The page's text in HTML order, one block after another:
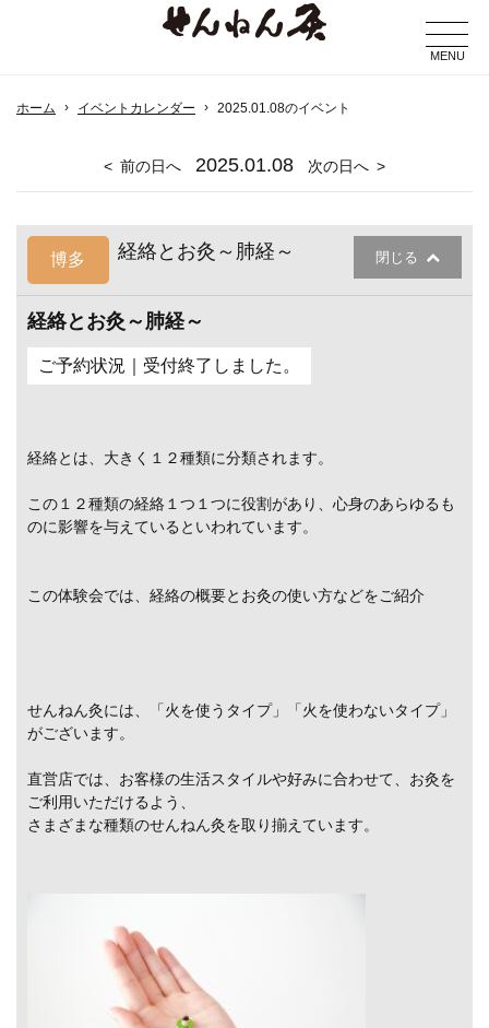
MENU
ホーム イベントカレンダー 2025.01.08のイベント
前の日へ 2025.01.08 次の日へ
博多 経絡とお灸～肺経～ 閉じる
経絡とお灸～肺経～
ご予約状況｜受付終了しました。
経絡とは、大きく１２種類に分類されます。
この１２種類の経絡１つ１つに役割があり、心身のあらゆるも
のに影響を与えているといわれています。
この体験会では、経絡の概要とお灸の使い方などをご紹介
せんねん灸には、「火を使うタイプ」「火を使わないタイプ」
がございます。
直営店では、お客様の生活スタイルや好みに合わせて、お灸を
ご利用いただけるよう、
さまざまな種類のせんねん灸を取り揃えています。